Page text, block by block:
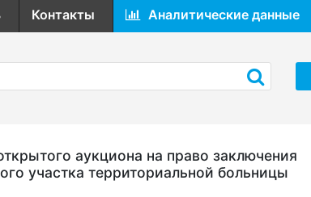
Контакты Аналитические данные
аукциона на право заключения
участка территориальной больницы